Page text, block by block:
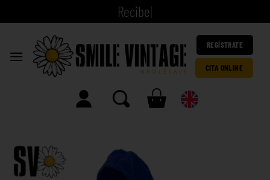
|
REGÍSTRATE
CITA ONLINE